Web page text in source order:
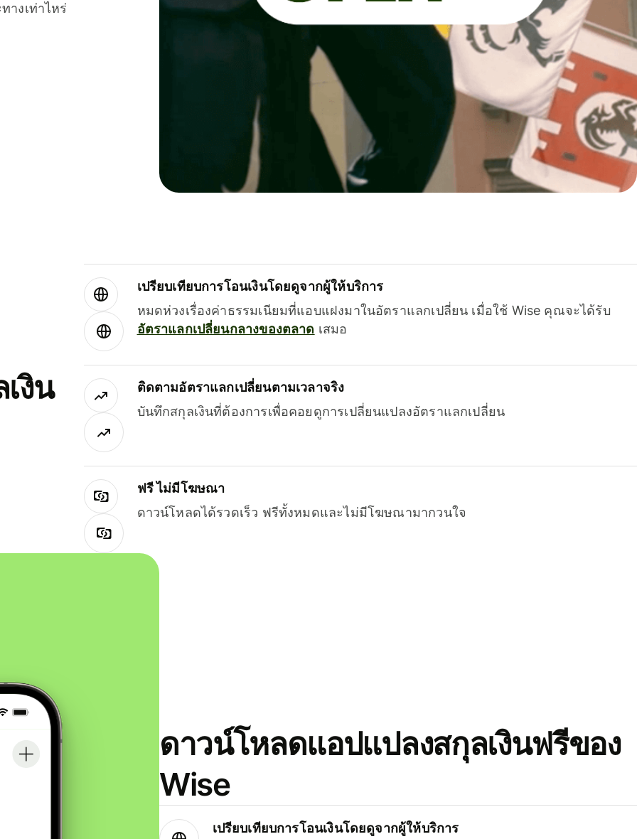
างเท่าไหร่
งิน
เปรียบเทียบการโอนเงินโดยดูจากผู้ให้บริการ
หมดห่วงเรื่องค่าธรรมเนียมที่แอบแฝงมาในอัตราแลกเปลี่ยน เมื่อใช้ Wise คุณจะได้รับ
อัตราแลกเปลี่ยนกลางของตลาด เสมอ
ติดตามอัตราแลกเปลี่ยนตามเวลาจริง
บันทึกสกุลเงินที่ต้องการเพื่อคอยดูการเปลี่ยนแปลงอัตราแลกเปลี่ยน
ฟรี ไม่มีโฆษณา
ดาวน์โหลดได้รวดเร็ว ฟรีทั้งหมดและไม่มีโฆษณามากวนใจ
ดาวน์โหลดแอปแปลงสกุลเงินฟรีของ
Wise
เปรียบเทียบการโอนเงินโดยดูจากผู้ให้บริการ